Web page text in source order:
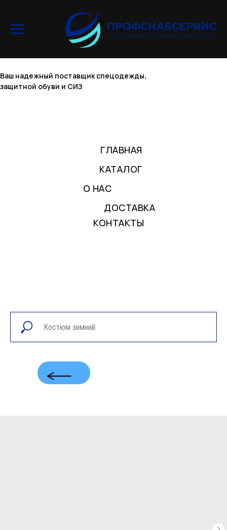
ГЛАВНАЯ
КАТАЛОГ
О НАС
ДОСТАВКА
КОНТАКТЫ
Ваш надежный поставщик спецодежды,
защитной обуви и СИЗ